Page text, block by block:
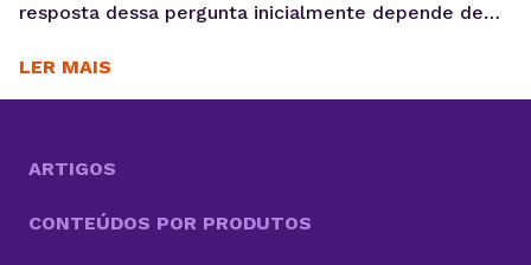
resposta dessa pergunta inicialmente depende de
seu cadastro e divulgar seu link. Até aí você chegou
LER MAIS
ARTIGOS
CONTEÚDOS POR PRODUTOS